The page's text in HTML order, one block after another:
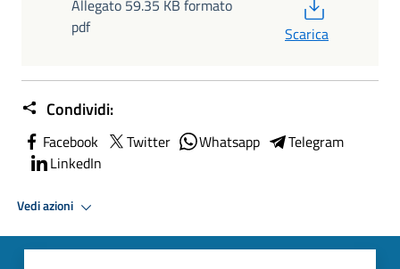
Allegato 59.35 KB formato
pdf
Scarica
Condividi:
Facebook Twitter Whatsapp
Telegram
LinkedIn
Vedi azioni